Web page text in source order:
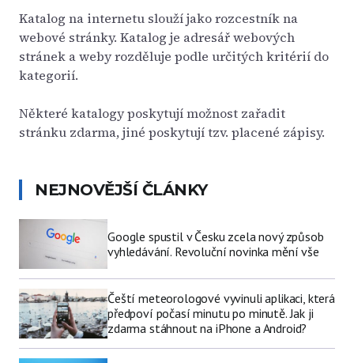
Katalog na internetu slouží jako rozcestník na
webové stránky. Katalog je adresář webových
stránek a weby rozděluje podle určitých kritérií do
kategorií.
Některé katalogy poskytují možnost zařadit
stránku zdarma, jiné poskytují tzv. placené zápisy.
NEJNOVĚJŠÍ ČLÁNKY
Google spustil v Česku zcela nový způsob
vyhledávání. Revoluční novinka mění vše
Čeští meteorologové vyvinuli aplikaci, která
předpoví počasí minutu po minutě. Jak ji
zdarma stáhnout na iPhone a Android?